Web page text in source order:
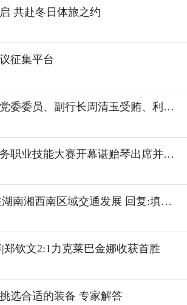
共赴冬日体旅之约
征集平台
国家开发银行原党委委员、副行长周清玉受贿、利用影响力受贿案一审宣判
全国巾帼家政服务职业技能大赛开幕谌贻琴出席并宣布开幕
有回音|网友关注湖南湘西南区域交通发展 回复:填补"空白" 完善路网
郑钦文2:1力克莱巴金娜收获首胜
选合适的装备 专家解答